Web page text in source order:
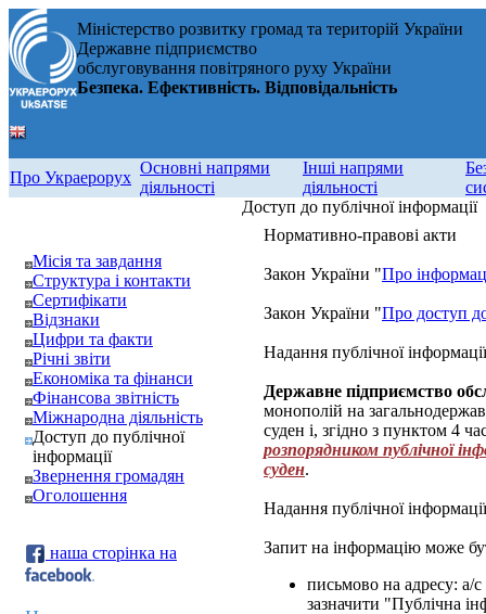
Міністерство розвитку громад та територій України
Державне підприємство
обслуговування повітряного руху України
Безпека. Ефективність. Відповідальність
Про Украерорух
Основні напрями
діяльності
Інші напрями
діяльності
Місія та завдання
Структура і контакти
Сертифікати
Відзнаки
Цифри та факти
Річні звіти
Економіка та фінанси
Фінансова звітність
Міжнародна діяльність
Доступ до публічної
інформації
Звернення громадян
Оголошення
наша сторінка на
Доступ до публічної інформації
Нормативно-правові акти
Закон України "Про
Закон України "Про доступ
Надання публічної інформації
Державне підприємство
монополій на
суден і, згідно з пунктом 4
розпорядником публічної
суден.
Надання публічної
Запит на інформацію може
письмово на адресу: а/
зазначити "Публічна